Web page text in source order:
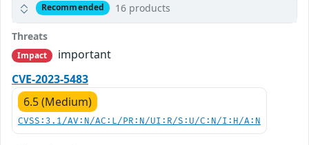
Recommended 16 products
Threats
Impact
important
CVE-2023-5483
6.5 (Medium)
CVSS:3.1/AV:N/AC:L/PR:N/UI:R/S:U/C:N/I:H/A:N